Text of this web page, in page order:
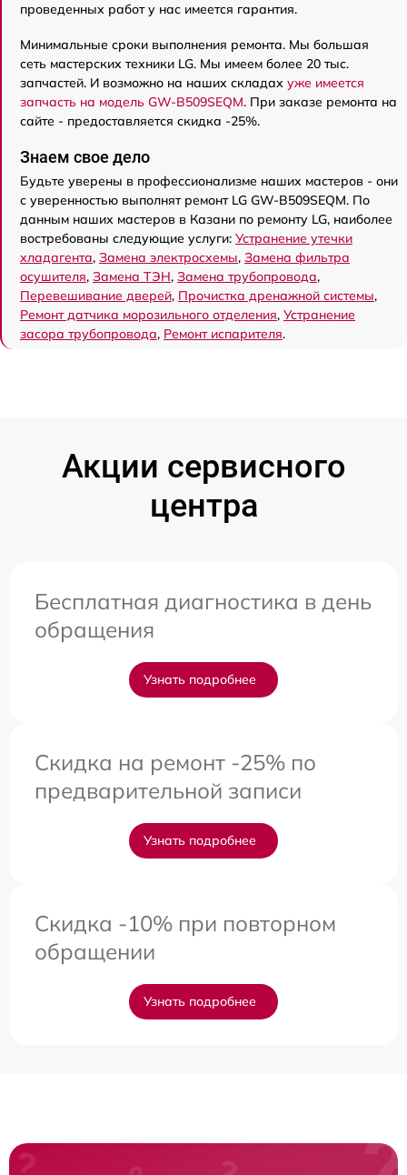
проведенных работ у нас имеется гарантия.
Минимальные сроки выполнения ремонта. Мы большая
сеть мастерских техники LG. Мы имеем более 20 тыс.
запчастей. И возможно на наших складах уже имеется
запчасть на модель GW-B509SEQM. При заказе ремонта на
сайте - предоставляется скидка -25%.
Знаем свое дело
Будьте уверены в профессионализме наших мастеров - они
с уверенностью выполнят ремонт LG GW-B509SEQM. По
данным наших мастеров в Казани по ремонту LG, наиболее
востребованы следующие услуги: Устранение утечки
хладагента, Замена электросхемы, Замена фильтра
осушителя, Замена ТЭН, Замена трубопровода,
Перевешивание дверей, Прочистка дренажной системы,
Ремонт датчика морозильного отделения, Устранение
засора трубопровода, Ремонт испарителя.
Акции сервисного
центра
Бесплатная диагностика в день
обращения
Узнать подробнее
Скидка на ремонт -25% по
предварительной записи
Узнать подробнее
Скидка -10% при повторном
обращении
Узнать подробнее